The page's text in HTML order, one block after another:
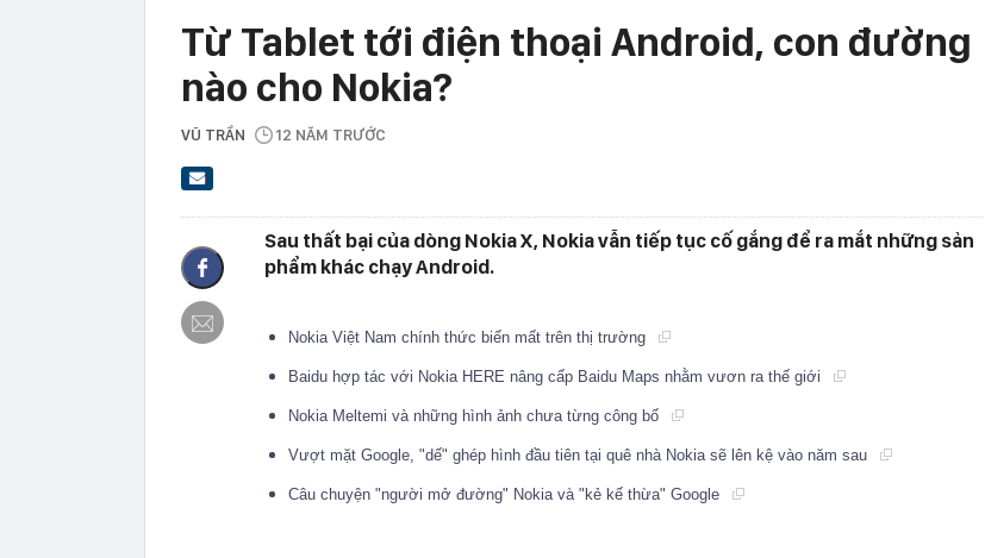
Từ Tablet tới điện thoại Android, con đường
nào cho Nokia?
VŨ TRẦN 12 NĂM TRƯỚC
Sau thất bại của dòng Nokia X, Nokia vẫn tiếp tục cố gắng để ra mắt những sản
phẩm khác chạy Android.
Nokia Việt Nam chính thức biến mất trên thị trường
Baidu hợp tác với Nokia HERE nâng cấp Baidu Maps nhằm vươn ra thế giới
Nokia Meltemi và những hình ảnh chưa từng công bố
Vượt mặt Google, "dế" ghép hình đầu tiên tại quê nhà Nokia sẽ lên kệ vào năm sau
Câu chuyện "người mở đường" Nokia và "kẻ kế thừa" Google